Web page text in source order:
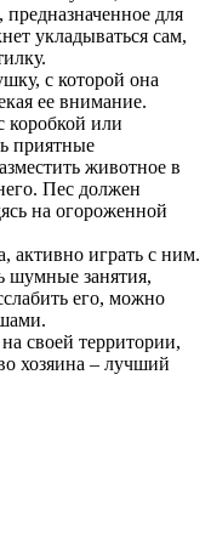
для
укладываться сам,
с которой она
ее внимание.
или
приятные
животное в
Пес должен
на огороженной
активно играть с ним.
шумные занятия,
его, можно
своей территории,
хозяина – лучший